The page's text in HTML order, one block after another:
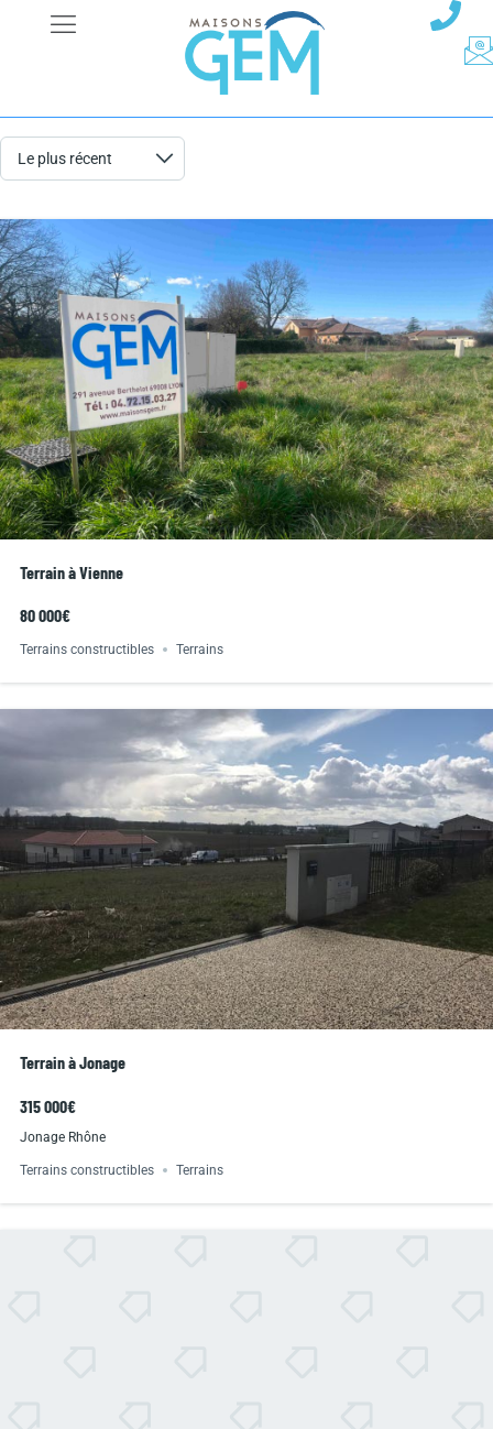
Résultats de recherche
Terrain à Vienne
80 000€
Terrains constructibles Terrains
Terrain à Jonage
315 000€
Jonage Rhône
Terrains constructibles Terrains